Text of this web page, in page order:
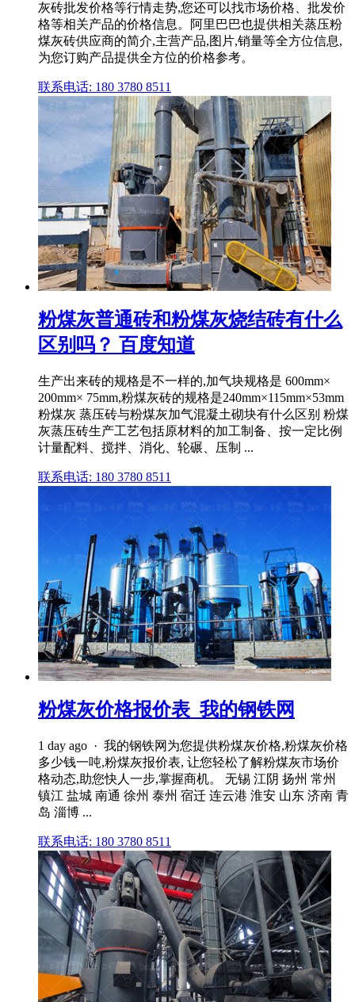
灰砖批发价格等行情走势,您还可以找市场价格、批发价
格等相关产品的价格信息。阿里巴巴也提供相关蒸压粉
煤灰砖供应商的简介,主营产品,图片,销量等全方位信息,
为您订购产品提供全方位的价格参考。
联系电话: 180 3780 8511
粉煤灰普通砖和粉煤灰烧结砖有什么
区别吗？ 百度知道
生产出来砖的规格是不一样的,加气块规格是 600mm×
200mm× 75mm,粉煤灰砖的规格是240mm×115mm×53mm
粉煤灰 蒸压砖与粉煤灰加气混凝土砌块有什么区别 粉煤
灰蒸压砖生产工艺包括原材料的加工制备、按一定比例
计量配料、搅拌、消化、轮碾、压制 ...
联系电话: 180 3780 8511
粉煤灰价格报价表_我的钢铁网
1 day ago · 我的钢铁网为您提供粉煤灰价格,粉煤灰价格
多少钱一吨,粉煤灰报价表, 让您轻松了解粉煤灰市场价
格动态,助您快人一步,掌握商机。 无锡 江阴 扬州 常州
镇江 盐城 南通 徐州 泰州 宿迁 连云港 淮安 山东 济南 青
岛 淄博 ...
联系电话: 180 3780 8511